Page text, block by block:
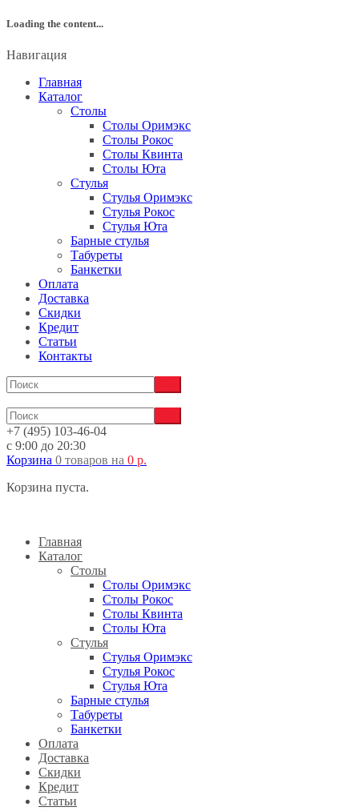
Loading the content...
Навигация
Главная
Каталог
Столы
Столы Оримэкс
Столы Рокос
Столы Квинта
Столы Юта
Стулья
Стулья Оримэкс
Стулья Рокос
Стулья Юта
Барные стулья
Табуреты
Банкетки
Оплата
Доставка
Скидки
Кредит
Статьи
Контакты
+7 (495) 103-46-04
с 9:00 до 20:30
Корзина 0 товаров на 0 р.
Корзина пуста.
Главная
Каталог
Столы
Столы Оримэкс
Столы Рокос
Столы Квинта
Столы Юта
Стулья
Стулья Оримэкс
Стулья Рокос
Стулья Юта
Барные стулья
Табуреты
Банкетки
Оплата
Доставка
Скидки
Кредит
Статьи